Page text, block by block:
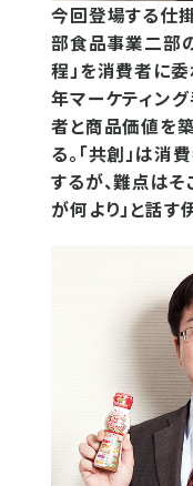
今回登場する仕
部食品事業二部
程」を消費者に委
年マーケティン
者と商品価値を
る。「共創」は
するが、難点はそ
が何より」と話す